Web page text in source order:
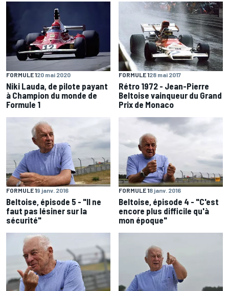
FORMULE 120 mai 2020
Niki Lauda, de pilote payant
à Champion du monde de
Formule 1
FORMULE 128 mai 2017
Rétro 1972 - Jean-Pierre
Beltoise vainqueur du Grand
Prix de Monaco
FORMULE 19 janv. 2016
Beltoise, épisode 5 - "Il ne
faut pas lésiner sur la
sécurité"
FORMULE 18 janv. 2016
Beltoise, épisode 4 - "C'est
encore plus difficile qu'à
mon époque"